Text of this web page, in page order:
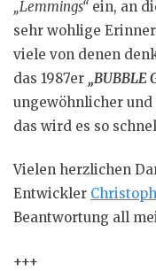
„Lemmings“ ein, an
sehr wohlige
viele von denen
das 1987er „BUBBLE
ungewöhnlicher
das wird es so
Vielen herzlichen
Entwickler
Beantwortung all
+++